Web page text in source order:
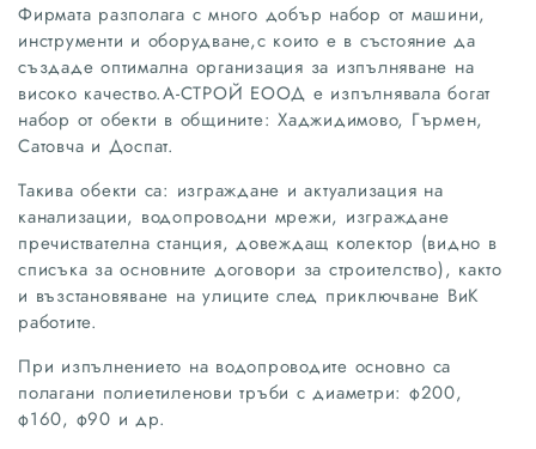
Фирмата разполага с много добър набор от машини,
инструменти и оборудване,с които е в състояние да
създаде оптимална организация за изпълняване на
високо качество.А-СТРОЙ ЕООД e изпълнявала богат
набор от обекти в общините: Хаджидимово, Гърмен,
Сатовча и Доспат.
Такива обекти са: изграждане и актуализация на
канализации, водопроводни мрежи, изграждане
пречиствателна станция, довеждащ колектор (видно в
списъка за основните договори за строителство), както
и възстановяване на улиците след приключване ВиК
работите.
При изпълнението на водопроводите основно са
полагани полиетиленови тръби с диаметри: ф200,
ф160, ф90 и др.